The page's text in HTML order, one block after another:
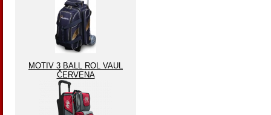
MOTIV 3 BALL ROL VAUL
ČERVENA